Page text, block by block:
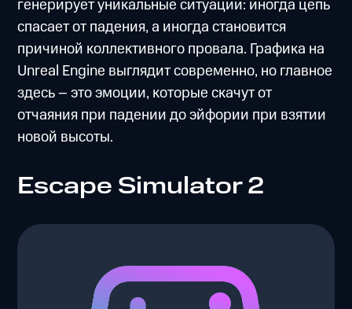
генерирует уникальные ситуации: иногда цепь
спасает от падения, а иногда становится
причиной коллективного провала. Графика на
Unreal Engine выглядит современно, но главное
здесь – это эмоции, которые скачут от
отчаяния при падении до эйфории при взятии
новой высоты.
Escape Simulator 2